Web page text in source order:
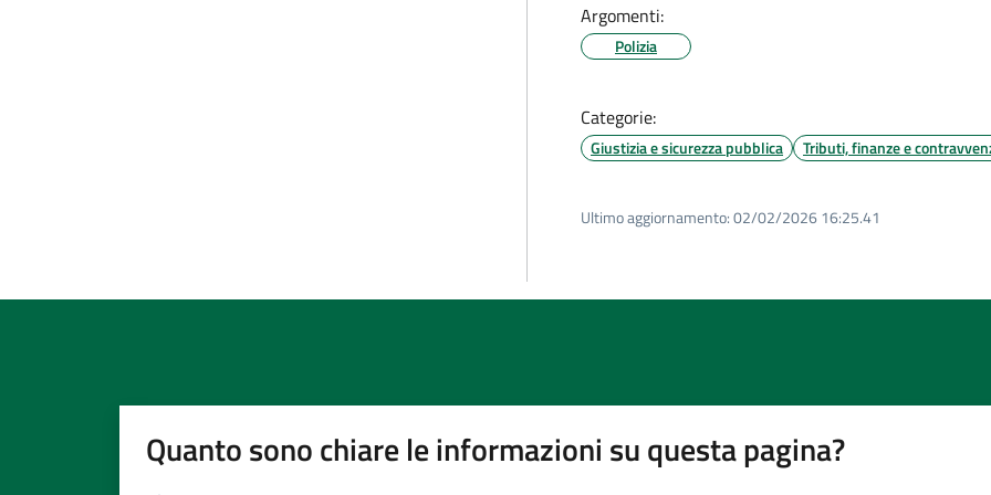
Argomenti:
Polizia
Categorie:
Giustizia e sicurezza pubblica Tributi, finanze e
Ultimo aggiornamento:02/02/2026 16:25.41
Quanto sono chiare le informazioni su questa pagina?